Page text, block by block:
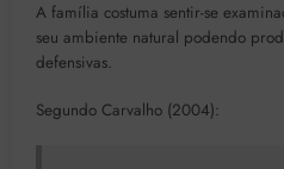
A família costuma sentir-se
seu ambiente natural podendo
defensivas.
Segundo Carvalho (2004):